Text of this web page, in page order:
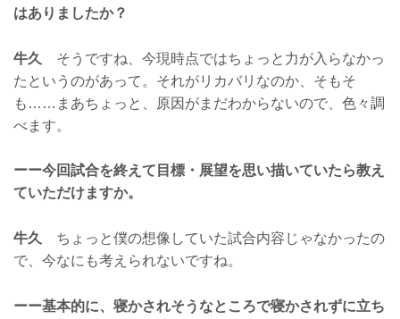
はありましたか？
牛久
そうですね、今現時点ではちょっと力が入らなかっ
たというのがあって。それがリカバリなのか、そもそ
も……まあちょっと、原因がまだわからないので、色々調
べます。
ーー今回試合を終えて目標・展望を思い描いていたら教え
ていただけますか。
牛久
ちょっと僕の想像していた試合内容じゃなかったの
で、今なにも考えられないですね。
ーー基本的に、寝かされそうなところで寝かされずに立ち